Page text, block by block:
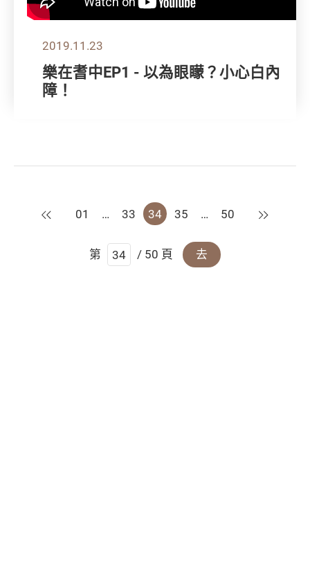
2019.11.23
樂在耆中EP1 - 以為眼矇？小心白內
障！
上一頁
01 … 33 34 35 … 50 下一頁
第 / 50 頁 去